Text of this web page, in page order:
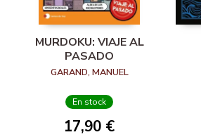
MURDOKU: VIAJE AL
PASADO
GARAND, MANUEL
En stock
17,90 €